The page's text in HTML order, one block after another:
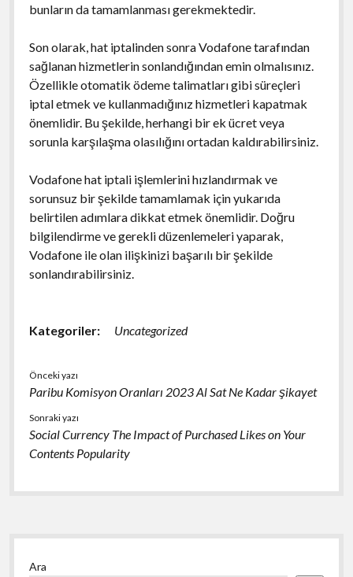
bunların da tamamlanması gerekmektedir.
Son olarak, hat iptalinden sonra Vodafone tarafından
sağlanan hizmetlerin sonlandığından emin olmalısınız.
Özellikle otomatik ödeme talimatları gibi süreçleri
iptal etmek ve kullanmadığınız hizmetleri kapatmak
önemlidir. Bu şekilde, herhangi bir ek ücret veya
sorunla karşılaşma olasılığını ortadan kaldırabilirsiniz.
Vodafone hat iptali işlemlerini hızlandırmak ve
sorunsuz bir şekilde tamamlamak için yukarıda
belirtilen adımlara dikkat etmek önemlidir. Doğru
bilgilendirme ve gerekli düzenlemeleri yaparak,
Vodafone ile olan ilişkinizi başarılı bir şekilde
sonlandırabilirsiniz.
Kategoriler: Uncategorized
Önceki yazı
Paribu Komisyon Oranları 2023 Al Sat Ne Kadar şikayet
Sonraki yazı
Social Currency The Impact of Purchased Likes on Your
Contents Popularity
Yan
Ara